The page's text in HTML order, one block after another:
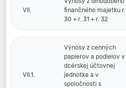
VII.
finančného majetku r.
30 + r. 31 + r. 32
VII.1.
Výnosy z cenných
papierov a podielov v
dcérskej účtovnej
jednotke a v
spoločnosti s